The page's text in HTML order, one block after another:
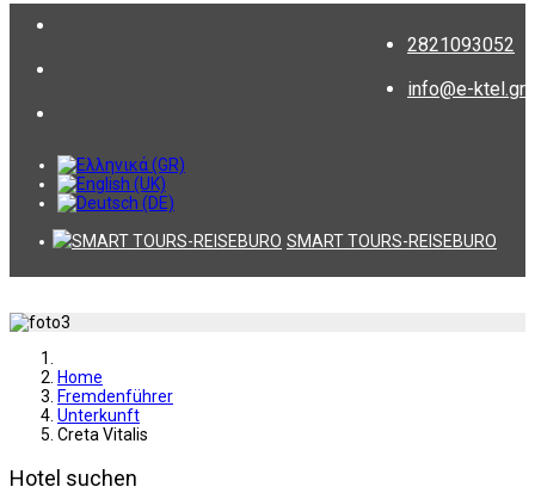
2821093052
info@e-ktel.gr
SMART TOURS-REISEBURO
Home
Fremdenführer
Unterkunft
Creta Vitalis
Hotel suchen